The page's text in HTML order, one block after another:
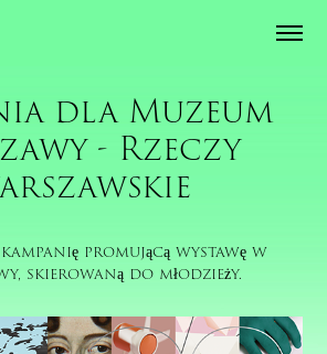
dla Muzeum
- Rzeczy
promującą wystawę w
skierowaną do młodzieży.